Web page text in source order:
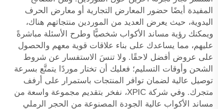
المفيدة أيضًا حضور المعارض التجارية أو معارض الحرف
اليدوية، حيث يعرض العديد من الموردين منتجاتهم هناك،
ويمكنك رؤية مساند الأكواب شخصيًّا وطرح الأسئلة مباشرةً
عليهم، مما يساعدك على بناء علاقات قوية معهم والحصول
على عروض أفضل لاحقًا. ولا تنسَ الاستفسار عن شروط
الشحن وأوقات التسليم؛ فعليك أن تختار موردًا يتمتَّع بسرعة
توصيل عالية لضمان توافر المنتجات باستمرار على أرفف
متجرك. وفي شركة XPIC، نفخر بتقديم مجموعة واسعة من
مساند الأكواب عالية الجودة المصنوعة من الحجر الرملي